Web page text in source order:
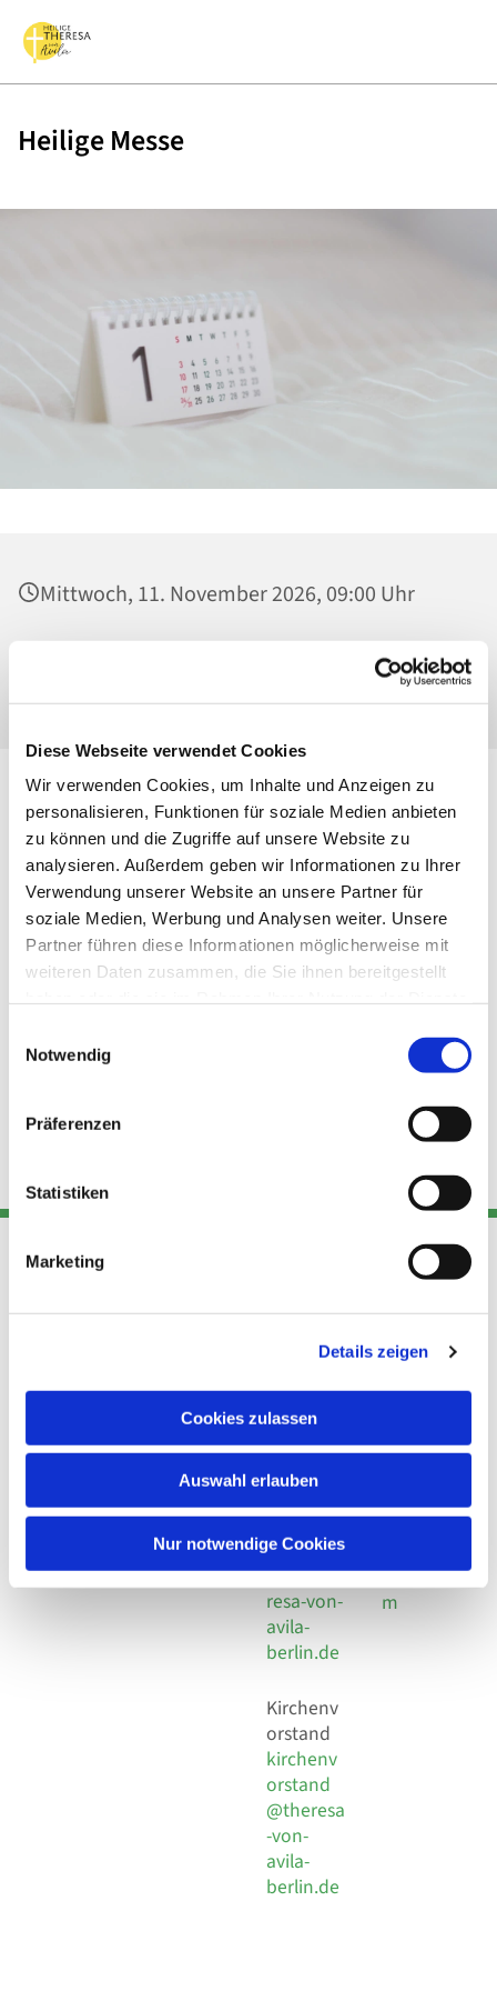
Diese Webseite verwendet Cookies
Wir verwenden Cookies, um Inhalte und Anzeigen zu
personalisieren, Funktionen für soziale Medien anbieten
zu können und die Zugriffe auf unsere Website zu
analysieren. Außerdem geben wir Informationen zu Ihrer
Verwendung unserer Website an unsere Partner für
soziale Medien, Werbung und Analysen weiter. Unsere
Partner führen diese Informationen möglicherweise mit
weiteren Daten zusammen, die Sie ihnen bereitgestellt
Notwendig
Präferenzen
Statistiken
Marketing
Details zeigen
Cookies zulassen
Auswahl erlauben
Nur notwendige Cookies
Heilige Messe
Mittwoch, 11. November 2026, 09:00 Uhr
St. Georg, Kirche, Kissingenplatz, 13189
Adresse
Kirchengemeinde Pfarrei
Hl. Theresa von Avila Berlin
Leitender Pfarrer - Norbert
Behaimstr. 39
Kont
Telefon
+49 30
924 64 28
Fax +49
30 924 54
18
E-Mail
info@the
resa-von-
avila-
berlin.de
Kirchenv
orstand
kirchenv
orstand
@theresa
-von-
avila-
berlin.de
Links
Datensch
utz
Social
Impressu
m